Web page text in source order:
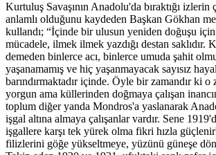
Kurtuluş Savaşının Anadolu'da bıraktığı
anlamlı olduğunu kaydeden Başkan Gökhan
kullandı; “İçinde bir ulusun yeniden doğuşu
mücadele, ilmek ilmek yazdığı destan saklıdır.
demeden binlerce acı, binlerce umuda şahit
yaşanamamış ve hiç yaşanmayacak sayısız
barındırmaktadır içinde. Öyle bir zamandır ki o
yorgun ama küllerinden doğmaya çalışan
toplum diğer yanda Mondros'a yaslanarak
işgal altına almaya çalışanlar vardır. Sene
işgallere karşı tek yürek olma fikri hızla
filizlerini göğe yükseltmeye, yüzünü güneşe